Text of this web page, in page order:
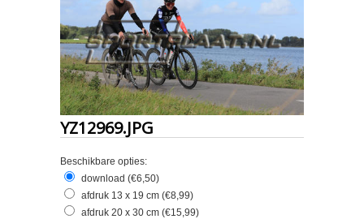
YZ12969.JPG
Beschikbare opties:
download (€6,50)
afdruk 13 x 19 cm (€8,99)
afdruk 20 x 30 cm (€15,99)